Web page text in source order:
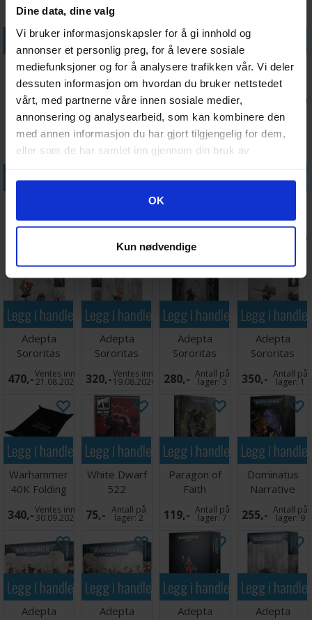
Dine data, dine valg
Vi bruker informasjonskapsler for å gi innhold og
annonser et personlig preg, for å levere sosiale
mediefunksjoner og for å analysere trafikken vår. Vi deler
dessuten informasjon om hvordan du bruker nettstedet
vårt, med partnerne våre innen sosiale medier,
annonsering og analysearbeid, som kan kombinere den
med annen informasjon du har gjort tilgjengelig for dem,
eller som de har samlet inn gjennom din bruk av
Googles retningslinjer for personvern
OK
Kun nødvendige
Legg i handlekurven
White Dwarf
524
75,- Antall på
lager: 20+
Legg i handlekurven
Warhammer
40K Terrain
Area Set
235,- Ventes inn
Legg i handlekurven
Warhammer
World Book of
Dioramas
310,- Antall på
Legg i
Adepta
Sororitas
695,- Antall på
Legg i handlekurven
Triump Saint
Legg i handlekurven
Paragon
Warsuits
lager:2
Dialogus
320,-21.08.2026
Legg i
CodexAntall på
Legg i handlekurven
Adepta
Sororitas
Ephrael Stern
& Kyganil
470,-Ventes inn
21.08.2026
Legg i handlekurven
Adepta
Sororitas
Aestred
Thurga
Reliqua
320,-Ventes inn
19.08.2026
Legg i handlekurven
Adepta
Sororitas
Ministorum
Priest
280,- Antall på
lager:3
Legg i
Adepta
Sororitas
Canoness
with Jump
Pack
350,- Antall på
lager:1
Legg i handlekurven
Warhammer
40K Folding
Dice Tray
340,-Ventes inn
30.09.2026
Legg i handlekurven
White Dwarf
522
75,- Antall på
lager:2
Legg i handlekurven
Paragon of
Faith
(Paperback)
119,- Antall på
lager:7
Legg i
Dominatus
Narrative
Campaign
Deck
255,- Antall på
lager:9
Legg i handlekurven
Adepta
Legg i handlekurven
Adepta
Legg i handlekurven
Adepta
Legg i
Adepta